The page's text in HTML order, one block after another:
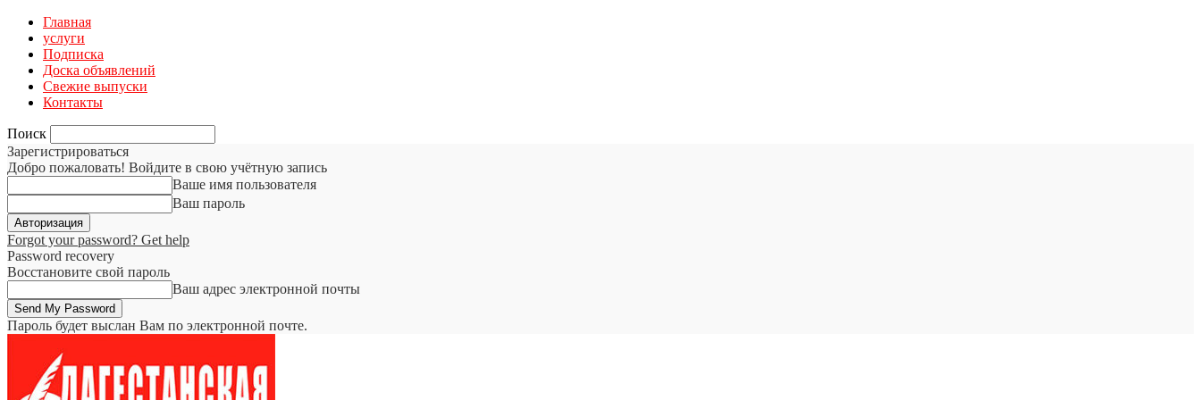
Главная
услуги
Подписка
Доска объявлений
Свежие выпуски
Контакты
Поиск
Зарегистрироваться
Добро пожаловать! Войдите в свою учётную запись
Ваше имя пользователя
Ваш пароль
Forgot your password? Get help
Password recovery
Восстановите свой пароль
Ваш адрес электронной почты
Пароль будет выслан Вам по электронной почте.